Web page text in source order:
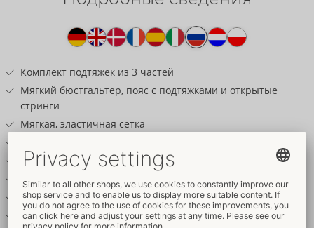
товару
Комплект подтяжек из 3 частей
Мягкий бюстгальтер, пояс с подтяжками и открытые
стринги
Мягкая, эластичная сетка
Съемные цепочки на чашечках из сетки
Съемные украшения-цепочки на поясе-подтяжке
Соблазнительные стринги без промежности
Съемная цепочка для промежности